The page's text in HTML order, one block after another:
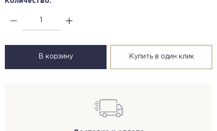
В корзину Купить в один клик